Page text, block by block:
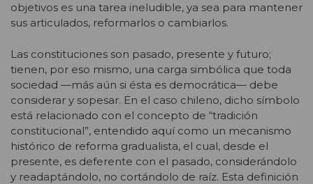
objetivos es una tarea ineludible, ya sea para mantener
sus articulados, reformarlos o cambiarlos.
Las constituciones son pasado, presente y futuro;
tienen, por eso mismo, una carga simbólica que toda
sociedad —más aún si ésta es democrática— debe
considerar y sopesar. En el caso chileno, dicho símbolo
está relacionado con el concepto de “tradición
constitucional”, entendido aquí como un mecanismo
histórico de reforma gradualista, el cual, desde el
presente, es deferente con el pasado, considerándolo
y readaptándolo, no cortándolo de raíz. Esta definición